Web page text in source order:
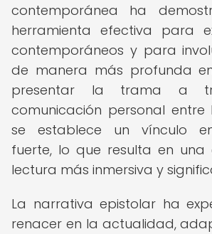
contemporánea ha
herramienta efectiva para
contemporáneos y para
de manera más profunda
presentar la trama a
comunicación personal entre
se establece un vínculo
fuerte, lo que resulta en una
lectura más inmersiva y
La narrativa epistolar ha
renacer en la actualidad,